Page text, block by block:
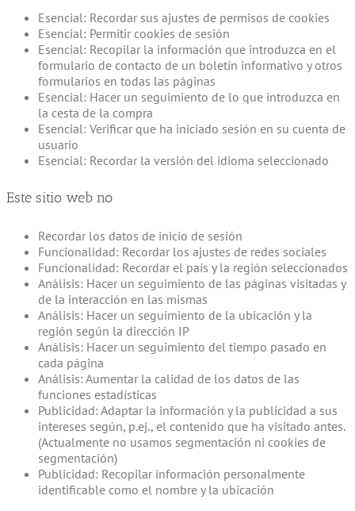
Esencial: Recordar sus ajustes de permisos de cookies
Esencial: Permitir cookies de sesión
Esencial: Recopilar la información que introduzca en el
formulario de contacto de un boletín informativo y otros
formularios en todas las páginas
Esencial: Hacer un seguimiento de lo que introduzca en
la cesta de la compra
Esencial: Verificar que ha iniciado sesión en su cuenta de
usuario
Esencial: Recordar la versión del idioma seleccionado
Este sitio web no
Recordar los datos de inicio de sesión
Funcionalidad: Recordar los ajustes de redes sociales
Funcionalidad: Recordar el país y la región seleccionados
Análisis: Hacer un seguimiento de las páginas visitadas y
de la interacción en las mismas
Análisis: Hacer un seguimiento de la ubicación y la
región según la dirección IP
Análisis: Hacer un seguimiento del tiempo pasado en
cada página
Análisis: Aumentar la calidad de los datos de las
funciones estadísticas
Publicidad: Adaptar la información y la publicidad a sus
intereses según, p.ej., el contenido que ha visitado antes.
(Actualmente no usamos segmentación ni cookies de
segmentación)
Publicidad: Recopilar información personalmente
identificable como el nombre y la ubicación